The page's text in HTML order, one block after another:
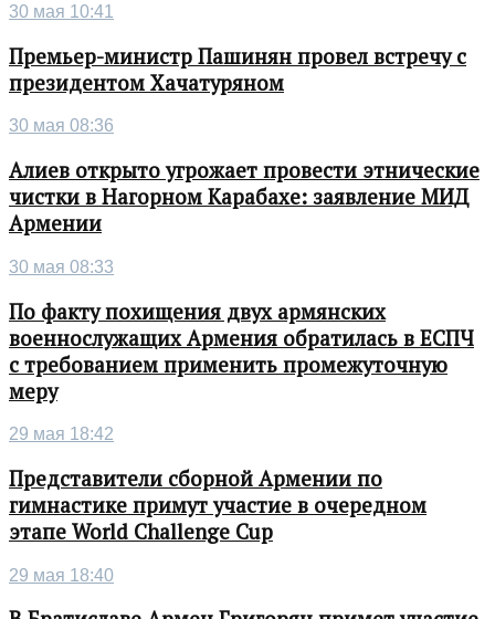
30 мая 10:41
Премьер-министр Пашинян провел встречу с
президентом Хачатуряном
30 мая 08:36
Алиев открыто угрожает провести этнические
чистки в Нагорном Карабахе: заявление МИД
Армении
30 мая 08:33
По факту похищения двух армянских
военнослужащих Армения обратилась в ЕСПЧ
с требованием применить промежуточную
меру
29 мая 18:42
Представители сборной Армении по
гимнастике примут участие в очередном
этапе World Challenge Cup
29 мая 18:40